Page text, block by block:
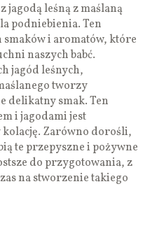
jagodą leśną z maślaną
podniebienia. Ten
smaków i aromatów, które
naszych babć.
jagód leśnych,
tworzy
delikatny smak. Ten
i jagodami jest
kolację. Zarówno dorośli,
te przepyszne i pożywne
do przygotowania, z
na stworzenie takiego